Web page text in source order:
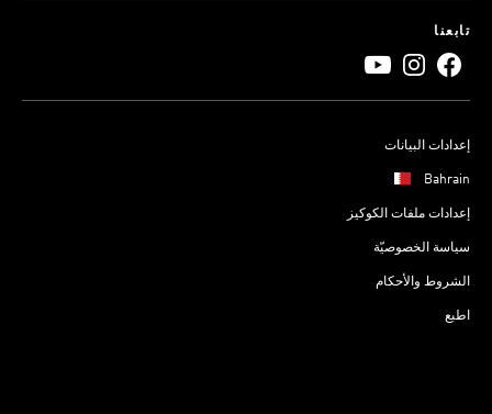
تابعنا
إعدادات البيانات
Bahrain
إعدادات ملفات الكوكيز
سياسة الخصوصيّة
الشروط والأحكام
اطبع